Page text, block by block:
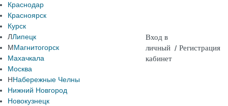
Краснодар
Красноярск
Курск
ЛЛипецк
ММагнитогорск
Махачкала
Москва
ННабережные Челны
Нижний Новгород
Новокузнецк
Вход в
личный
кабинет
/ Регистрация